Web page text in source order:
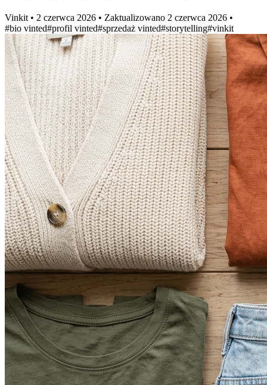
Vinkit • 2 czerwca 2026 • Zaktualizowano 2 czerwca 2026 •
#bio vinted#profil vinted#sprzedaż vinted#storytelling#vinkit